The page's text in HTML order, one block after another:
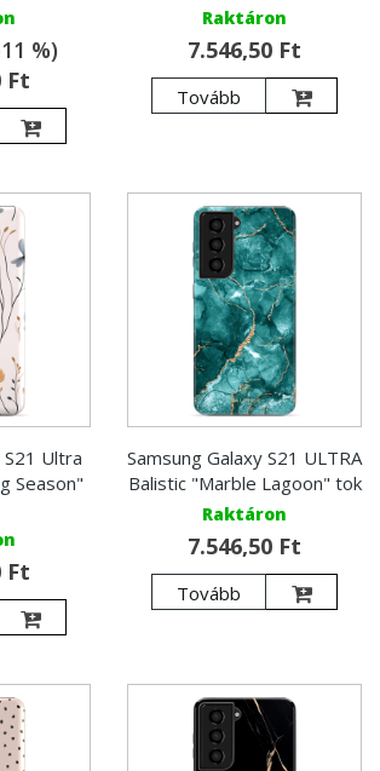
%)
Ft
Raktáron
7.546,50 Ft
Tovább
S21 Ultra
Season"
Ft
Samsung Galaxy S21 ULTRA
Balistic "Marble Lagoon" tok
Raktáron
7.546,50 Ft
Tovább